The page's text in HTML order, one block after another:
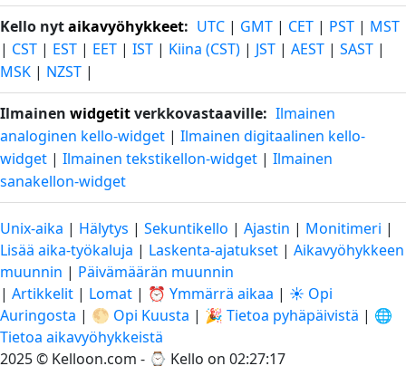
Kello nytaikavyöhykkeet: UTC | GMT | CET | PST | MST
| CST | EST | EET | IST | Kiina (CST) | JST | AEST | SAST |
MSK | NZST |
Ilmainen widgetitverkkovastaaville: Ilmainen
analoginen kello-widget | Ilmainen digitaalinen kello-
widget | Ilmainen tekstikellon-widget | Ilmainen
sanakellon-widget
Unix-aika | Hälytys | Sekuntikello | Ajastin | Monitimeri |
Lisää aika-työkaluja | Laskenta-ajatukset | Aikavyöhykkeen
muunnin | Päivämäärän muunnin
| Artikkelit | Lomat | ⏰ Ymmärrä aikaa | ☀️ Opi
Auringosta | 🌕 Opi Kuusta | 🎉 Tietoa pyhäpäivistä | 🌐
Tietoa aikavyöhykkeistä
2025 © Kelloon.com - ⌚ Kello on 02:27:18